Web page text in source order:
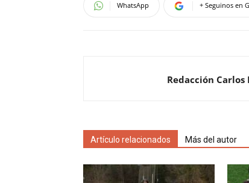
WhatsApp + Seguinos en
Redacción Carlos
Artículo relacionados Más del autor